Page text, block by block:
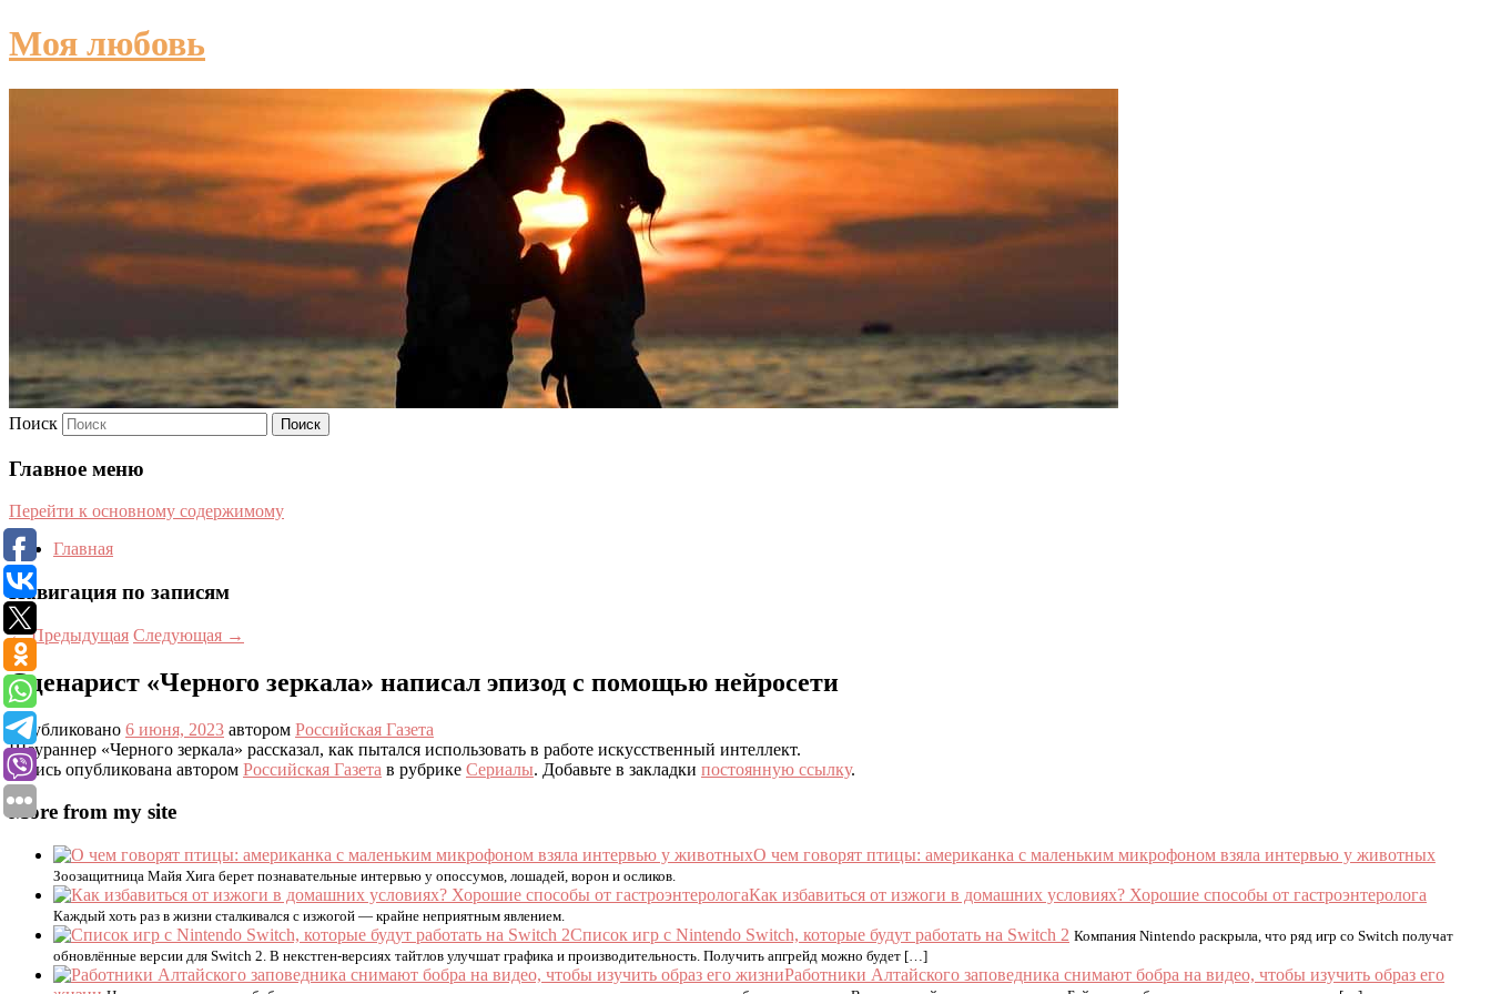
Моя любовь
Поиск
Главное меню
Перейти к основному содержимому
Главная
Навигация по записям
←Предыдущая Следующая →
Сценарист «Черного зеркала» написал эпизод с помощью нейросети
Опубликовано 6 июня, 2023 автором Российская Газета
Шоураннер «Черного зеркала» рассказал, как пытался использовать в работе искусственный интеллект.
Запись опубликована автором Российская Газета в рубрике Сериалы. Добавьте в закладки постоянную ссылку.
More from my site
О чем говорят птицы: американка с маленьким микрофоном взяла интервью у животных
Зоозащитница Майя Хига берет познавательные интервью у опоссумов, лошадей, ворон и осликов.
Как избавиться от изжоги в домашних условиях? Хорошие способы от гастроэнтеролога
Каждый хоть раз в жизни сталкивался с изжогой — крайне неприятным явлением.
Список игр с Nintendo Switch, которые будут работать на Switch 2 Компания Nintendo раскрыла, что ряд игр со Switch получат
обновлённые версии для Switch 2. В некстген-версиях тайтлов улучшат графика и производительность. Получить апгрейд можно будет […]
Работники Алтайского заповедника снимают бобра на видео, чтобы изучить образ его